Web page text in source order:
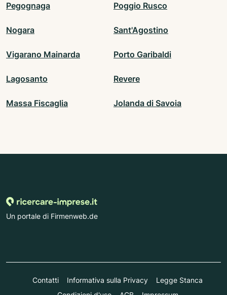
Pegognaga Poggio Rusco
Nogara Sant'Agostino
Vigarano Mainarda Porto Garibaldi
Lagosanto Revere
Massa Fiscaglia Jolanda di Savoia
Un portale di Firmenweb.de
Contatti Informativa sulla Privacy
Legge Stanca